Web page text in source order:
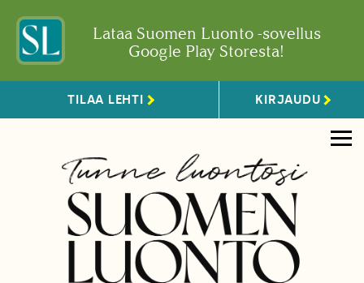
Lataa Suomen Luonto -sovellus
Google Play Storesta!
TILAA LEHTI KIRJAUDU